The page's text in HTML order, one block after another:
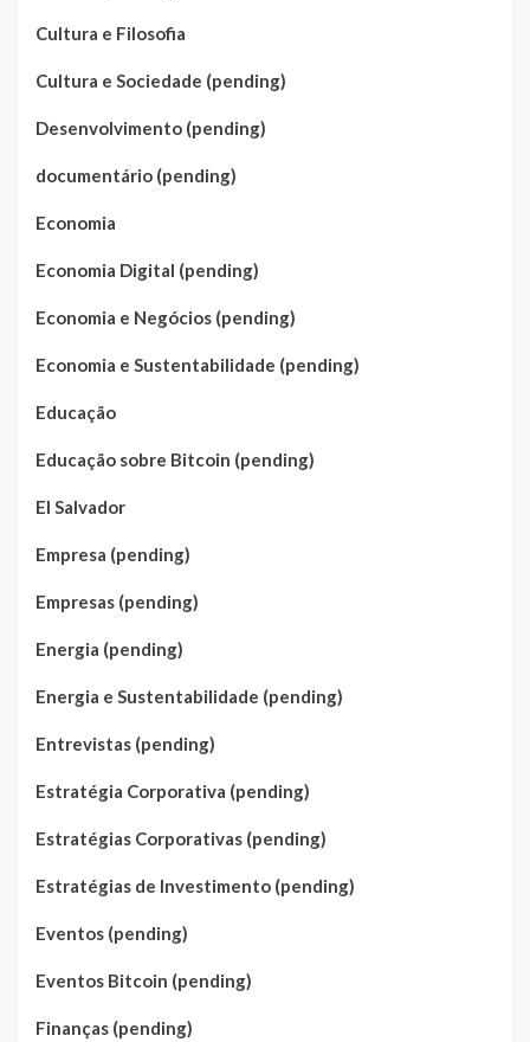
Cultura e Filosofia
Cultura e Sociedade (pending)
Desenvolvimento (pending)
documentário (pending)
Economia
Economia Digital (pending)
Economia e Negócios (pending)
Economia e Sustentabilidade (pending)
Educação
Educação sobre Bitcoin (pending)
El Salvador
Empresa (pending)
Empresas (pending)
Energia (pending)
Energia e Sustentabilidade (pending)
Entrevistas (pending)
Estratégia Corporativa (pending)
Estratégias Corporativas (pending)
Estratégias de Investimento (pending)
Eventos (pending)
Eventos Bitcoin (pending)
Finanças (pending)